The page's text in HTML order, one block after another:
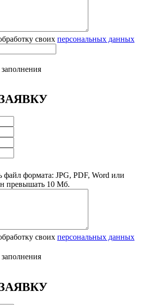
своих персональных данных
формата: JPG, PDF, Word или
превышать 10 Мб.
своих персональных данных